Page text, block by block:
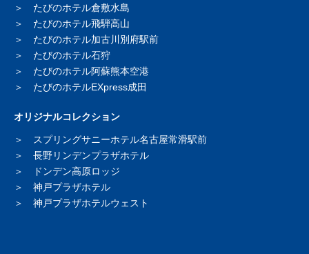
たびのホテル倉敷水島
たびのホテル飛騨高山
たびのホテル加古川別府駅前
たびのホテル石狩
たびのホテル阿蘇熊本空港
たびのホテルEXpress成田
オリジナルコレクション
スプリングサニーホテル名古屋常滑駅前
長野リンデンプラザホテル
ドンデン高原ロッジ
神戸プラザホテル
神戸プラザホテルウェスト